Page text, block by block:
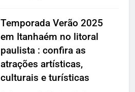
Temporada Verão 2025
em Itanhaém no litoral
paulista : confira as
atrações artísticas,
culturais e turísticas